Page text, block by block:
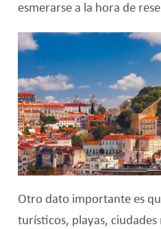
esmerarse a la hora de
Otro dato importante es
turísticos, playas,